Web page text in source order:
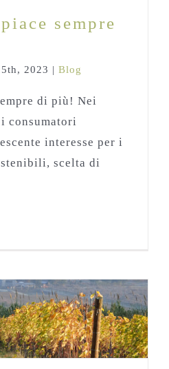
sempre
2023 | Blog
di più! Nei
consumatori
interesse per i
scelta di
selezione dei vini
in Romagna